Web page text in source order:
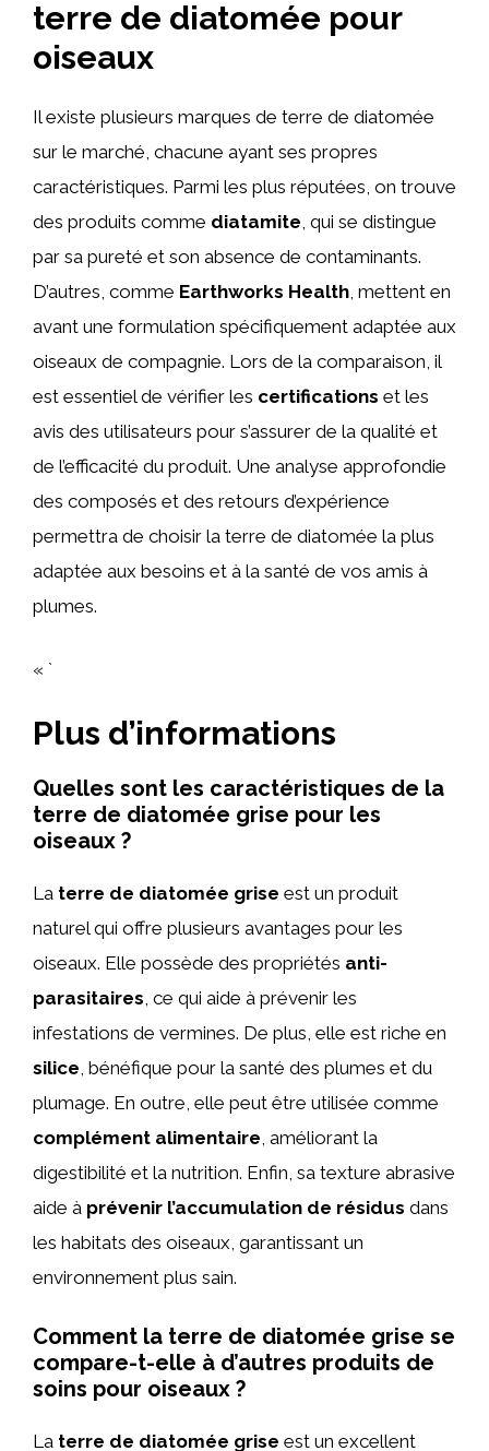
terre de diatomée pour
oiseaux
Il existe plusieurs marques de terre de diatomée
sur le marché, chacune ayant ses propres
caractéristiques. Parmi les plus réputées, on trouve
des produits comme diatamite, qui se distingue
par sa pureté et son absence de contaminants.
D’autres, comme Earthworks Health, mettent en
avant une formulation spécifiquement adaptée aux
oiseaux de compagnie. Lors de la comparaison, il
est essentiel de vérifier les certifications et les
avis des utilisateurs pour s’assurer de la qualité et
de l’efficacité du produit. Une analyse approfondie
des composés et des retours d’expérience
permettra de choisir la terre de diatomée la plus
adaptée aux besoins et à la santé de vos amis à
plumes.
« `
Plus d’informations
Quelles sont les caractéristiques de la
terre de diatomée grise pour les
oiseaux ?
La terre de diatomée grise est un produit
naturel qui offre plusieurs avantages pour les
oiseaux. Elle possède des propriétés anti-
parasitaires, ce qui aide à prévenir les
infestations de vermines. De plus, elle est riche en
silice, bénéfique pour la santé des plumes et du
plumage. En outre, elle peut être utilisée comme
complément alimentaire, améliorant la
digestibilité et la nutrition. Enfin, sa texture abrasive
aide à prévenir l’accumulation de résidus dans
les habitats des oiseaux, garantissant un
environnement plus sain.
Comment la terre de diatomée grise se
compare-t-elle à d’autres produits de
soins pour oiseaux ?
La terre de diatomée grise est un excellent